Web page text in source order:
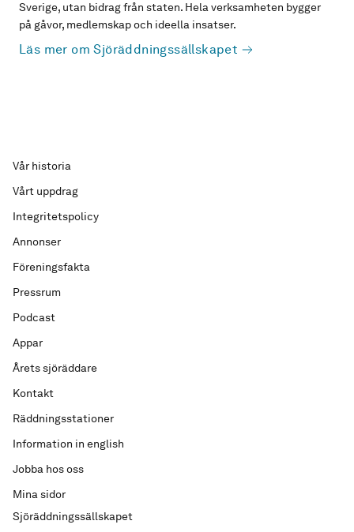
Sverige, utan bidrag från staten. Hela verksamheten bygger
på gåvor, medlemskap och ideella insatser.
Läs mer om Sjöräddningssällskapet
Sjöräddningssällskapet
Vår historia
Vårt uppdrag
Integritetspolicy
Annonser
Föreningsfakta
Pressrum
Podcast
Appar
Årets sjöräddare
Kontakt
Räddningsstationer
Information in english
Jobba hos oss
Mina sidor